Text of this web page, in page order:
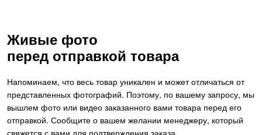
Живые фото
перед отправкой товара
Напоминаем, что весь товар уникален и может отличаться от
представленных фотографий. Поэтому, по вашему запросу, мы
вышлем фото или видео заказанного вами товара перед его
отправкой. Сообщите о вашем желании менеджеру, который
свяжется с вами для подтверждения заказа.